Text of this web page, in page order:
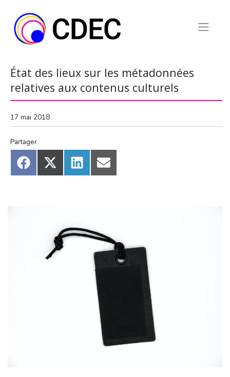
content
État des lieux sur les métadonnées
relatives aux contenus culturels
17 mai 2018
Partager
Share
on
Facebook
Share
X
Share
on
LinkedIn
Share
Email